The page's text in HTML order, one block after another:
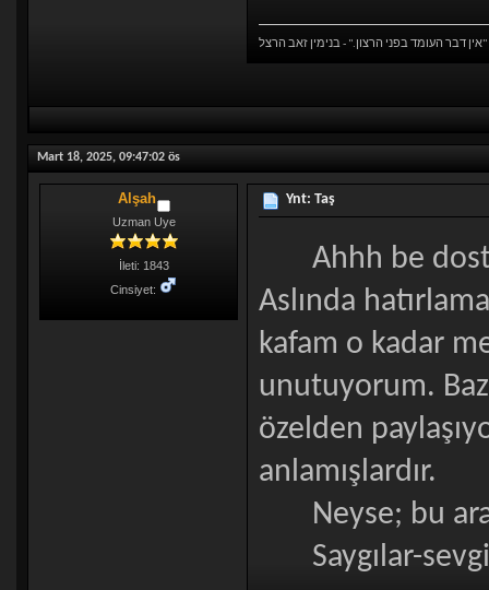
אין דבר העומד בפני הרצון." - בנימין זאב הרצל"
Mart 18, 2025, 09:47:02 ös
Alşah
Uzman Uye
İleti: 1843
Cinsiyet:
Ynt: Taş
Ahhh be
Aslında
kafam o kadar
unutuyorum.
özelden
anlamışlardır.
Neyse; bu
Saygılar-